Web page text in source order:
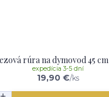
rúra na dymovod 45
19,90 €/ks
expedícia 3-5 dní